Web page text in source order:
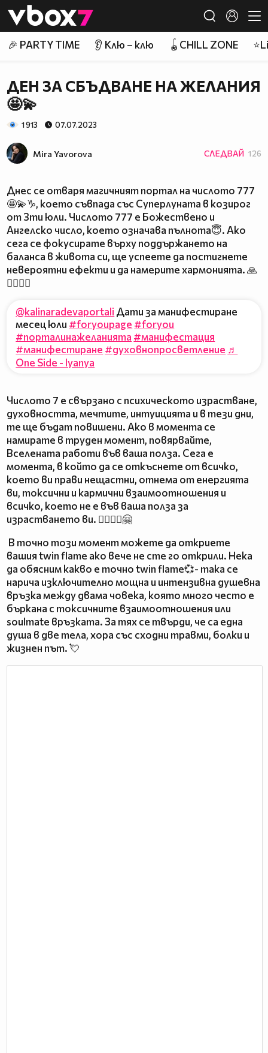
👾
🎉 PARTY TIME 👂 Клю – клю 🪀CHILL ZONE
ДЕН ЗА СБЪДВАНЕ НА ЖЕЛАНИЯ
🤩💫
1 913 07.07.2023
Mira Yavorova СЛЕДВАЙ 126
Днес се отваря магичният портал на числото 777
🤩💫♑, което съвпада със Суперлуната в козирог
от 3ти юли. Числото 777 е Божествено и
Ангелско число, което означава пълнота😇. Ако
сега се фокусирате върху поддържането на
баланса в живота си, ще успеете да постигнете
невероятни ефекти и да намерите хармонията. 🙏
🧎‍♀️🧘‍♂️
@kalinaradevaportali Дати за манифестиране
месец юли #foryoupage #foryou
#порталинажеланията #манифестация
#манифестиране #духовнопросветление ♬
One Side - Iyanya
Числото 7 е свързано с психическото израстване,
духовността, мечтите, интуицията и в тези дни,
те ще бъдат повишени. Ако в момента се
намирате в труден момент, повярвайте,
Вселената работи във ваша полза. Сега е
момента, в който да се откъснете от всичко,
което ви прави нещастни, отнема от енергията
ви, токсични и кармични взаимоотношения и
всичко, което не е във ваша полза за
израстването ви. 🧚‍♀️🧘‍♀️🤗
В точно този момент можете да откриете
вашия twin flame ако вече не сте го открили. Нека
да обясним какво е точно twin flame💞- така се
нарича изключително мощна и интензивна душевна
връзка между двама човека, която много често е
бъркана с токсичните взаимоотношения или
soulmate връзката. За тях се твърди, че са една
душа в две тела, хора със сходни травми, болки и
жизнен път. 💘